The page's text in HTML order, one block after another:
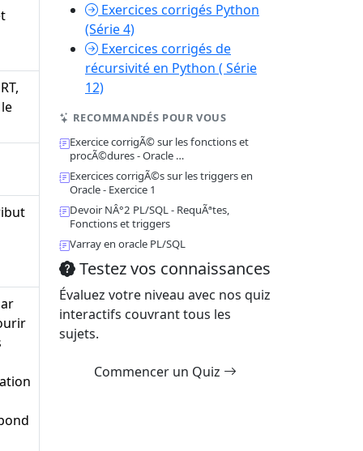
Exercices corrigés Python
(Série 4)
Exercices corrigés de
récursivité en Python ( Série
12)
RECOMMANDÉS POUR VOUS
Exercice corrigÃ© sur les fonctions et
procÃ©dures - Oracle …
Exercices corrigÃ©s sur les triggers en
Oracle - Exercice 1
Devoir NÂ°2 PL/SQL - RequÃªtes,
Fonctions et triggers
Varray en oracle PL/SQL
Testez vos connaissances
Évaluez votre niveau avec nos quiz
interactifs couvrant tous les
sujets.
Commencer un Quiz